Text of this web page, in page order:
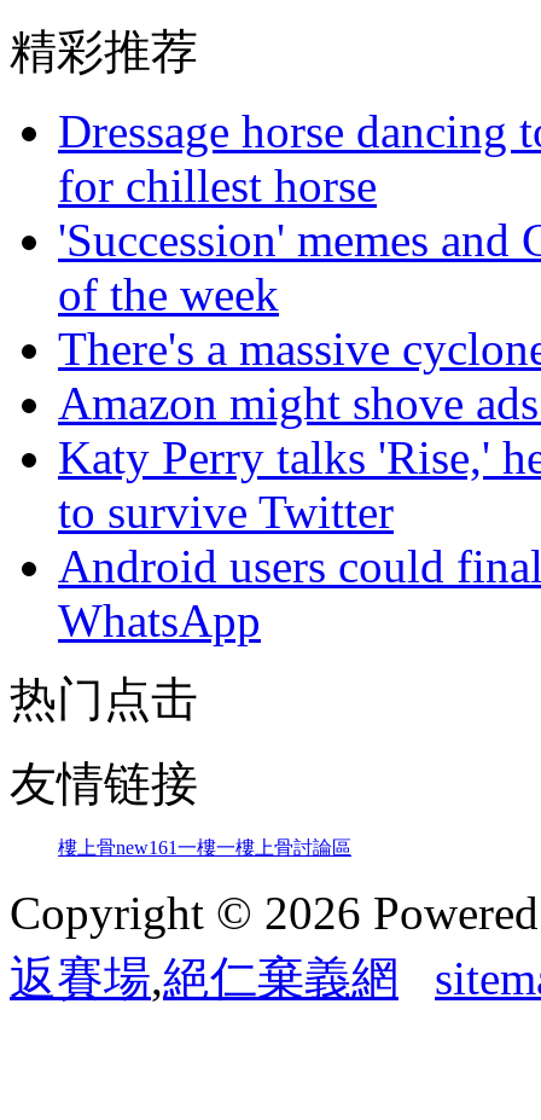
精彩推荐
Dressage horse dancing
for chillest horse
'Succession' memes and
of the week
There's a massive
Amazon might shove
Katy Perry talks 'Rise,'
to survive Twitter
Android users could
WhatsApp
热门点击
友情链接
樓上骨new161一樓一樓上骨討論區
Copyright © 2026
返賽場,絕仁棄義網